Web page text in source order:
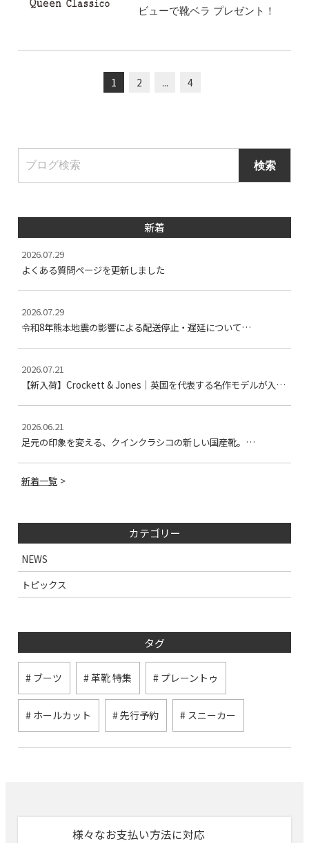
ビューで靴ベラ プレゼント！
1 2 ... 4
新着
2026.07.29
よくある質問ページを更新しました
2026.07.29
令和8年熊本地震の影響による配送停止・遅延について…
2026.07.21
【新入荷】Crockett & Jones｜英国を代表する名作モデルが入…
2026.06.21
足元の印象を変える、クインクラシコの新しい国産靴。…
新着一覧
カテゴリー
NEWS
トピックス
タグ
# ブーツ # 革靴 特集 # プレーントゥ
# ホールカット # 先行予約 # スニーカー
様々なお支払い方法に対応